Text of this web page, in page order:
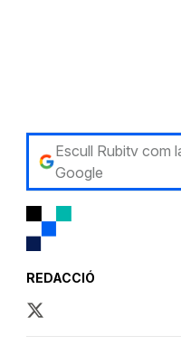
Escull Rubitv com
Google
REDACCIÓ